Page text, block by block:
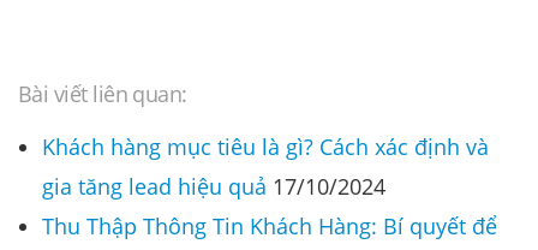
Bài viết liên quan:
Khách hàng mục tiêu là gì? Cách xác định và
gia tăng lead hiệu quả 17/10/2024
Thu Thập Thông Tin Khách Hàng: Bí quyết để